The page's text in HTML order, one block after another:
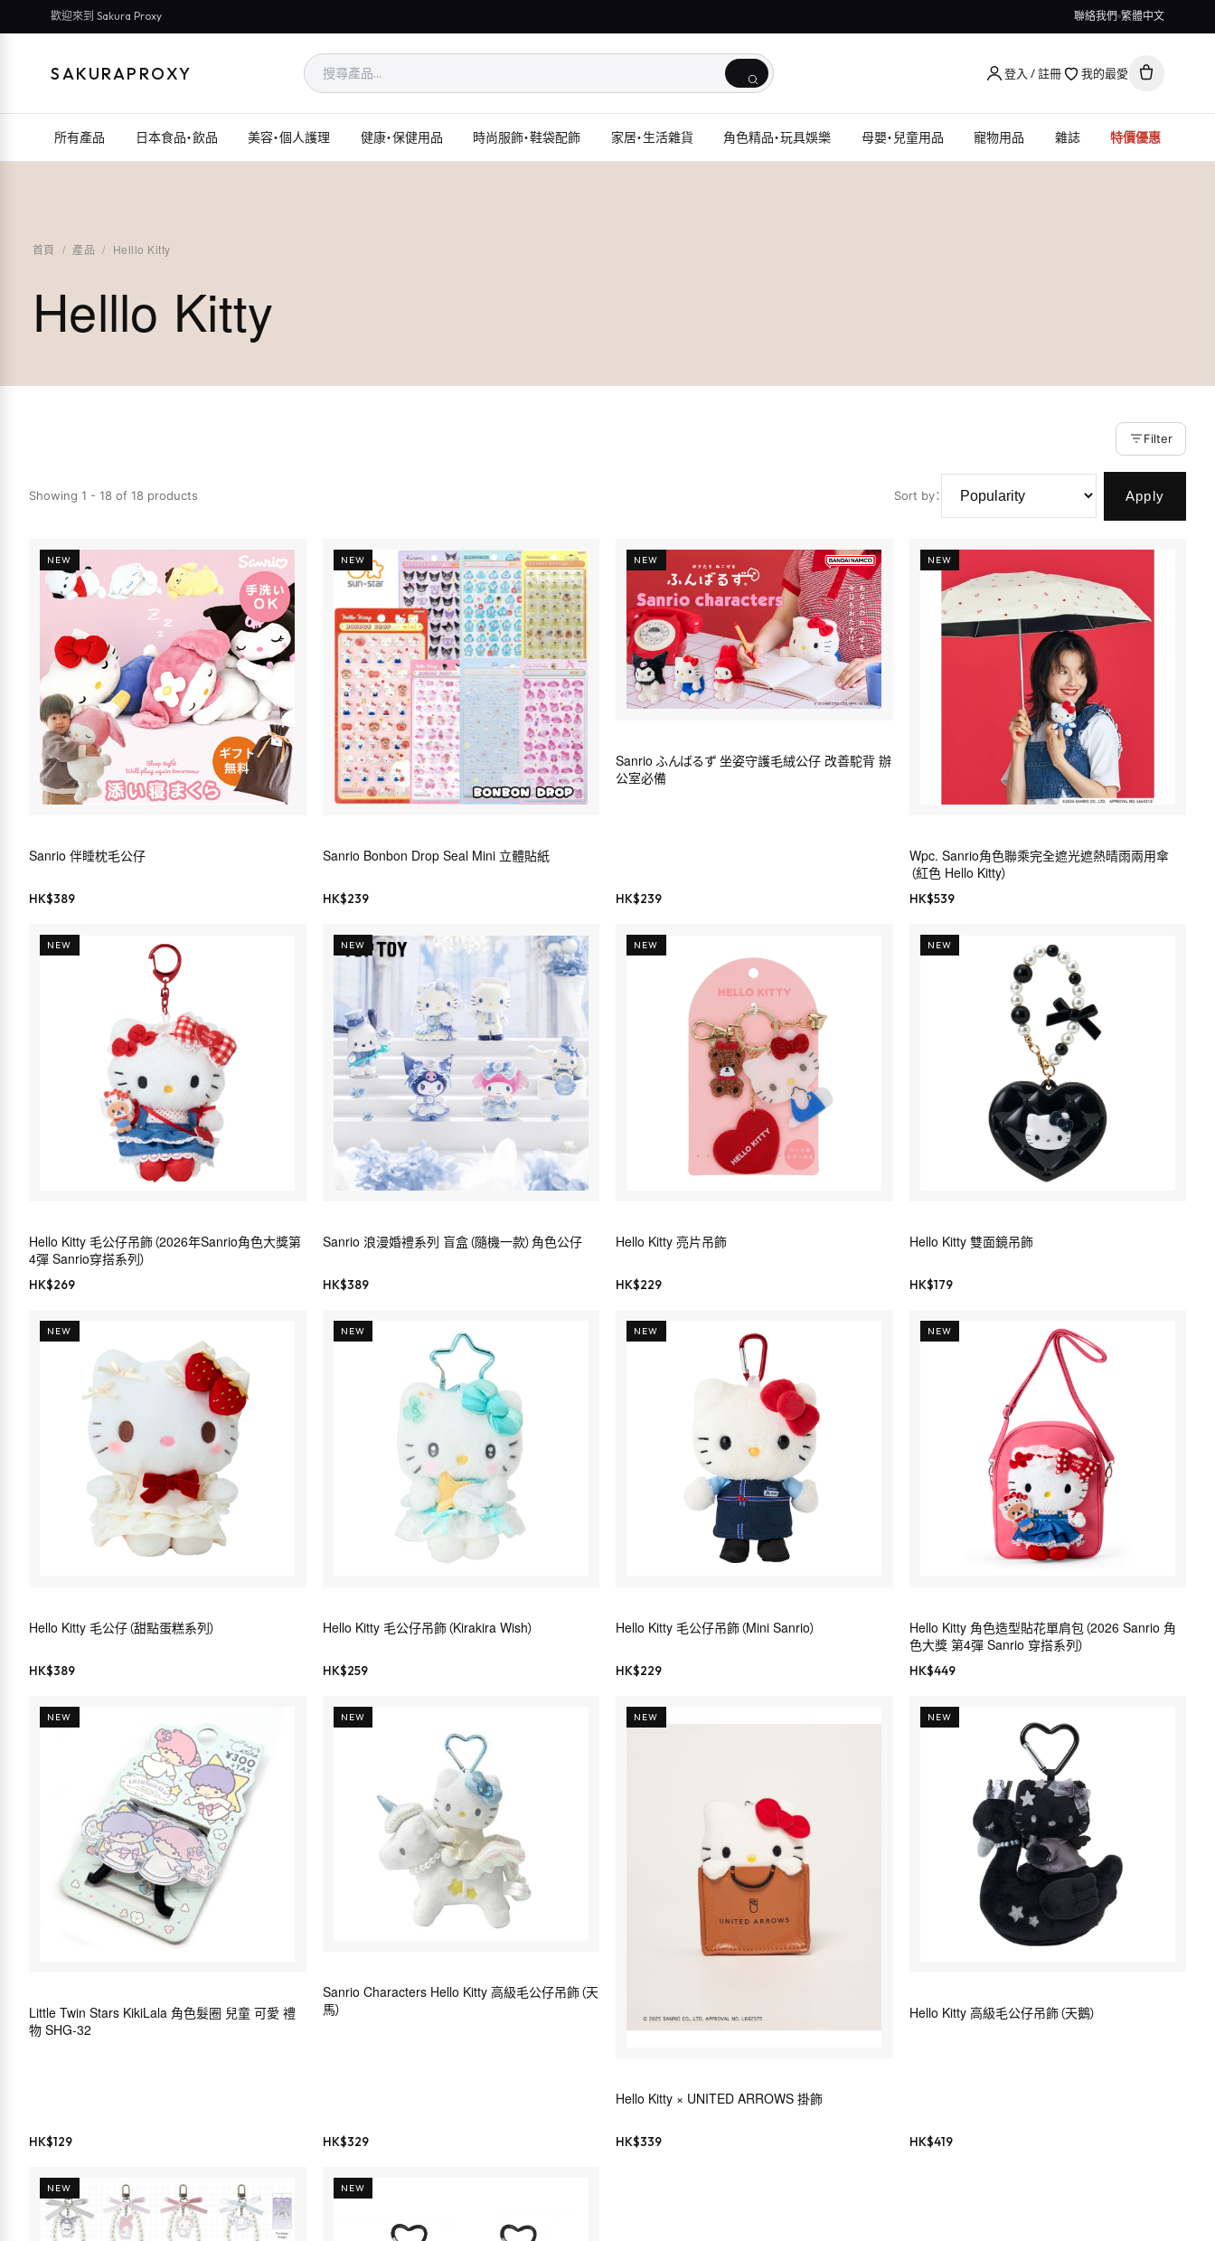
歡迎來到 Sakura Proxy 聯絡我們 繁體中文
SAKURAPROXY 登入 / 註冊 我的最愛
所有產品 日本食品・飲品 美容・個人護理 健康・保健用品 時尚服飾・鞋袋配飾 家居・生活雜貨 角色精品・玩具娛樂 母嬰・兒童用品 寵物用品 雜誌 特價優惠
首頁 / 產品 / Helllo Kitty
Helllo Kitty
Filter
Showing 1 - 18 of 18 products Sort by： Apply
NEW
Sanrio 伴睡枕毛公仔
HK$389
NEW
Sanrio Bonbon Drop Seal Mini 立體貼紙
HK$239
NEW
Sanrio ふんばるず 坐姿守護毛絨公仔 改善駝背 辦
公室必備
HK$239
NEW
Wpc. Sanrio角色聯乘完全遮光遮熱晴雨兩用傘
（紅色 Hello Kitty）
HK$539
NEW
Hello Kitty 毛公仔吊飾（2026年Sanrio角色大獎第
4彈 Sanrio穿搭系列）
HK$269
NEW
Sanrio 浪漫婚禮系列 盲盒（隨機一款）角色公仔
HK$389
NEW
Hello Kitty 亮片吊飾
HK$229
NEW
Hello Kitty 雙面鏡吊飾
HK$179
NEW
Hello Kitty 毛公仔（甜點蛋糕系列）
HK$389
NEW
Hello Kitty 毛公仔吊飾（Kirakira Wish）
HK$259
NEW
Hello Kitty 毛公仔吊飾（Mini Sanrio）
HK$229
NEW
Hello Kitty 角色造型貼花單肩包（2026 Sanrio 角
色大獎 第4彈 Sanrio 穿搭系列）
HK$449
NEW
Little Twin Stars KikiLala 角色髮圈 兒童 可愛 禮
物 SHG-32
HK$129
NEW
Sanrio Characters Hello Kitty 高級毛公仔吊飾（天
馬）
HK$329
NEW
Hello Kitty × UNITED ARROWS 掛飾
HK$339
NEW
Hello Kitty 高級毛公仔吊飾（天鵝）
HK$419
NEW NEW